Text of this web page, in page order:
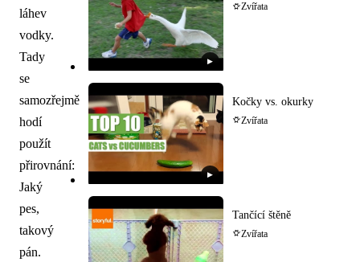
láhev
vodky.
Tady
se
samozřejmě
hodí
použít
přirovnání:
Jaký
pes,
takový
pán.
▶
Zvířata
▶
Kočky vs. okurky
Zvířata
Tančící štěně
Zvířata